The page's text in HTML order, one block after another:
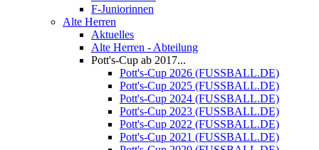
F-Juniorinnen
Alte Herren
Aktuelles
Alte Herren - Abteilung
Pott's-Cup ab 2017...
Pott's-Cup 2026 (FUSSBALL.DE)
Pott's-Cup 2025 (FUSSBALL.DE)
Pott's-Cup 2024 (FUSSBALL.DE)
Pott's-Cup 2023 (FUSSBALL.DE)
Pott's-Cup 2022 (FUSSBALL.DE)
Pott's-Cup 2021 (FUSSBALL.DE)